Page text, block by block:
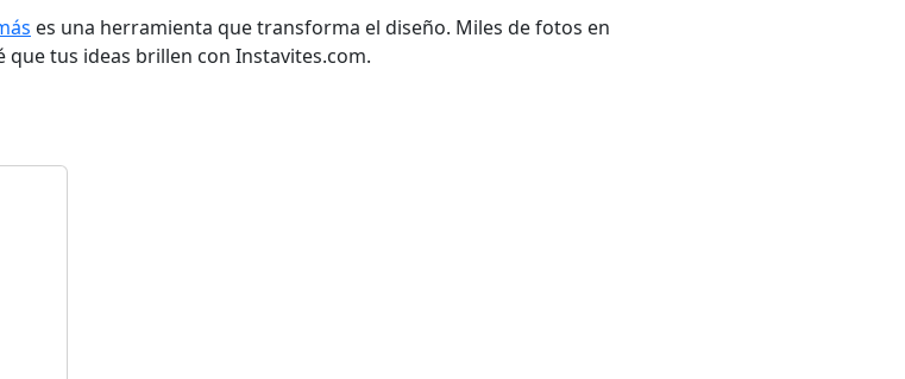
es una herramienta que transforma el diseño. Miles de fotos en
tus ideas brillen con Instavites.com.